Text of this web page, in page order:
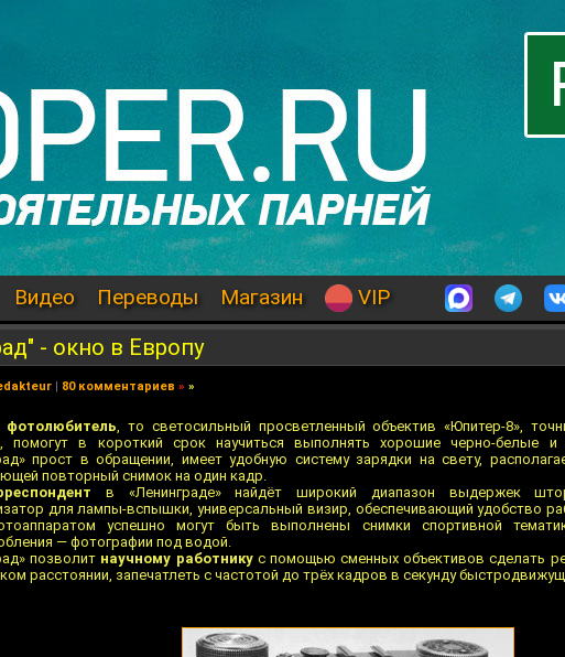
Видео Переводы Магазин VIP
- окно в Европу
| 80 комментариев » »
фотолюбитель, то светосильный просветленный объектив «Юпитер-8»,
помогут в короткий срок научиться выполнять хорошие черно-белые и
прост в обращении, имеет удобную систему зарядки на свету,
повторный снимок на один кадр.
в «Ленинграде» найдёт широкий диапазон выдержек
для лампы-вспышки, универсальный визир, обеспечивающий удобство
успешно могут быть выполнены снимки спортивной
— фотографии под водой.
позволит научному работникус помощью сменных объективов сделать
расстоянии, запечатлеть с частотой до трёх кадров в секунду